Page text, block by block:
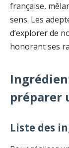
française,
sens. Les
d’explorer de
honorant ses
préparer
Liste des